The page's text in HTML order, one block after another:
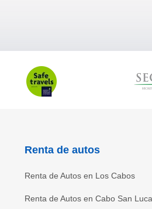
Renta de autos
Renta de Autos en Los Cabos
Renta de Autos en Cabo San